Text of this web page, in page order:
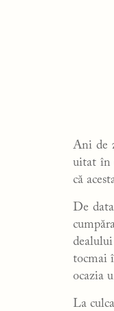
Ani de
uitat în
că
De
tocmai
ocazia
La